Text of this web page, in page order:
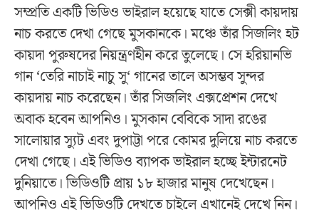
সম্প্রতি একটি ভিডিও ভাইরাল হয়েছে যাতে সেক্সী কায়দায়
নাচ করতে দেখা গেছে মুসকানকে। মঞ্চে তাঁর সিজলিং হট
কায়দা পুরুষদের নিয়ন্ত্রণহীন করে তুলেছে। সে হরিয়ানভি
গান ‘তেরি নাচাই নাচু সু‘ গানের তালে অসম্ভব সুন্দর
কায়দায় নাচ করেছেন। তাঁর সিজলিং এক্সপ্রেশন দেখে
অবাক হবেন আপনিও। মুসকান বেবিকে সাদা রঙের
সালোয়ার স্যুট এবং দুপাট্টা পরে কোমর দুলিয়ে নাচ করতে
দেখা গেছে। এই ভিডিও ব্যাপক ভাইরাল হচ্ছে ইন্টারনেট
দুনিয়াতে। ভিডিওটি প্রায় ১৮ হাজার মানুষ দেখেছেন।
আপনিও এই ভিডিওটি দেখতে চাইলে এখানেই দেখে নিন।